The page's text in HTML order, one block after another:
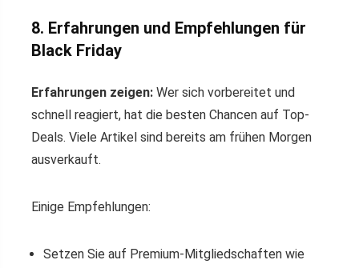
8. Erfahrungen und Empfehlungen für
Black Friday
Erfahrungen zeigen: Wer sich vorbereitet und
schnell reagiert, hat die besten Chancen auf Top-
Deals. Viele Artikel sind bereits am frühen Morgen
ausverkauft.
Einige Empfehlungen:
Setzen Sie auf Premium-Mitgliedschaften wie